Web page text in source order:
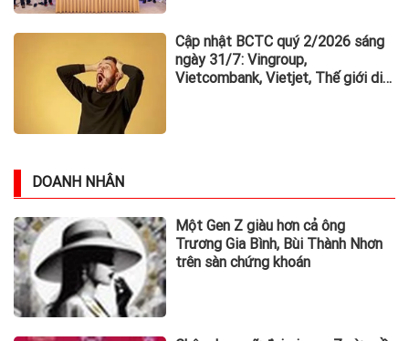
Cập nhật BCTC quý 2/2026 sáng
ngày 31/7: Vingroup,
Vietcombank, Vietjet, Thế giới di
DOANH NHÂN
Một Gen Z giàu hơn cả ông
Trương Gia Bình, Bùi Thành Nhơn
trên sàn chứng khoán